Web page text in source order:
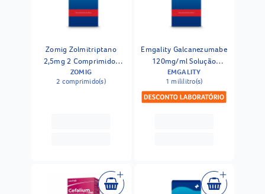
Zomig Zolmitriptano
2,5mg 2 Comprimidos
Revestidos
ZOMIG
2 comprimido(s)
Emgality Galcanezumabe
120mg/ml Solução
Injetável 1ml Geladeira
EMGALITY
1 mililitro(s)